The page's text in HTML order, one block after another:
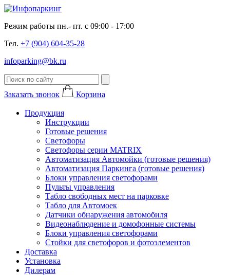
Режим работы пн.- пт. с 09:00 - 17:00
Тел. +7 (904) 604-35-28
infoparking@bk.ru
Заказать звонок Корзина
Продукция
Инструкции
Готовые решения
Светофоры
Светофоры серии MATRIX
Автоматизация Автомойки (готовые решения)
Автоматизация Паркинга (готовые решения)
Блоки управления светофорами
Пульты управления
Табло свободных мест на парковке
Табло для Автомоек
Датчики обнаружения автомобиля
Видеонаблюдение и домофонные системы
Блоки управления светофорами
Стойки для светофоров и фотоэлементов
Доставка
Установка
Дилерам